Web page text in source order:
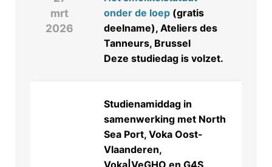
mrt
2026
onder de loep (gratis
deelname), Ateliers des
Tanneurs, Brussel
Deze studiedag is volzet.
Studienamiddag in
samenwerking met North
Sea Port, Voka Oost-
Vlaanderen,
Voka|VeGHO en G4S